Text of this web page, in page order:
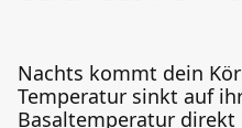
Nachts kommt dein
Temperatur sinkt auf
Basaltemperatur direkt